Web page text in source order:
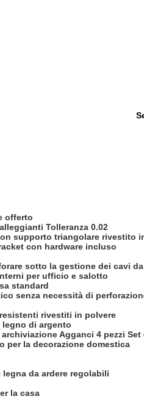
offerto
Tolleranza 0.02
supporto triangolare rivestito
con hardware incluso
sotto la gestione dei cavi
per ufficio e salotto
standard
senza necessità di
rivestiti in polvere
di argento
Agganci 4 pezzi
per la decorazione domestica
da ardere regolabili
la casa